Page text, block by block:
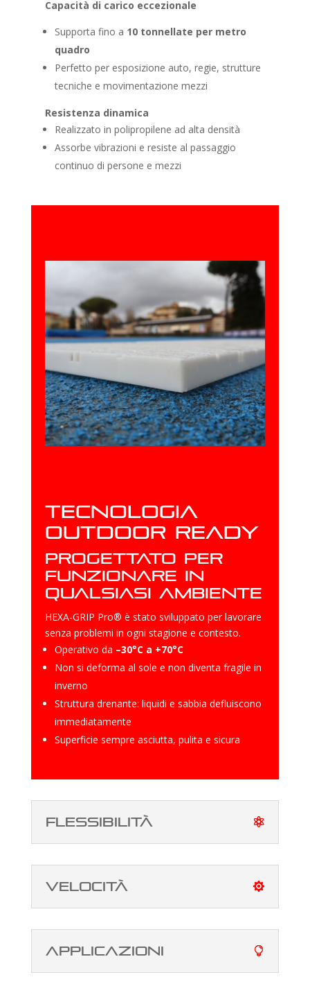
Capacità di carico eccezionale
Supporta fino a 10 tonnellate per metro
quadro
Perfetto per esposizione auto, regie, strutture
tecniche e movimentazione mezzi
Resistenza dinamica
Realizzato in polipropilene ad alta densità
Assorbe vibrazioni e resiste al passaggio
continuo di persone e mezzi
Tecnologia
Outdoor Ready
Progettato per
funzionare in
qualsiasi ambiente
HEXA-GRIP Pro® è stato sviluppato per lavorare
senza problemi in ogni stagione e contesto.
Operativo da –30°C a +70°C
Non si deforma al sole e non diventa fragile in
inverno
Struttura drenante: liquidi e sabbia defluiscono
immediatamente
Superficie sempre asciutta, pulita e sicura
Flessibilità
velocità
applicazioni